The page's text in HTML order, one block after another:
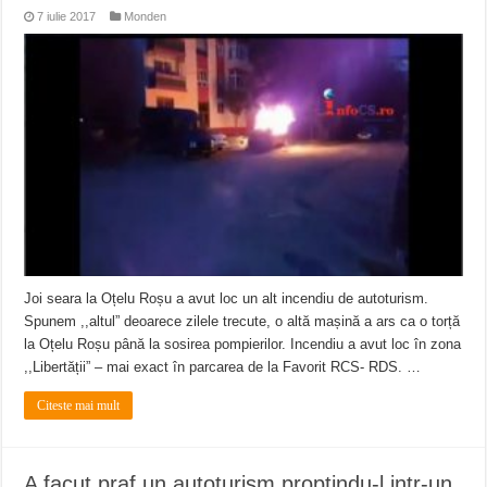
7 iulie 2017 Monden
Joi seara la Oțelu Roșu a avut loc un alt incendiu de autoturism.
Spunem ,,altul” deoarece zilele trecute, o altă mașină a ars ca o torță
la Oțelu Roșu până la sosirea pompierilor. Incendiu a avut loc în zona
,,Libertății” – mai exact în parcarea de la Favorit RCS- RDS. …
Citeste mai mult